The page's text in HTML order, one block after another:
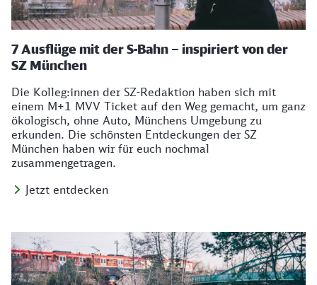
7 Ausflüge mit der S-Bahn – inspiriert von der
SZ München
Die Kolleg:innen der SZ-Redaktion haben sich mit
einem M+1 MVV Ticket auf den Weg gemacht, um ganz
ökologisch, ohne Auto, Münchens Umgebung zu
erkunden. Die schönsten Entdeckungen der SZ
München haben wir für euch nochmal
zusammengetragen.
Jetzt entdecken